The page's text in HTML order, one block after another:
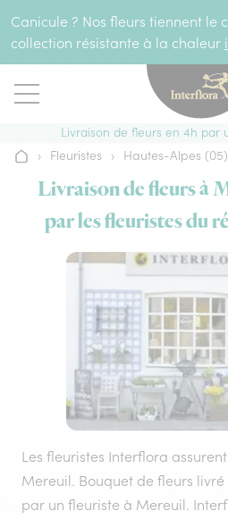
Canicule ? Nos fleurs tiennent le
collection résistante à la chaleur
Livraison de fleurs en 4h par
Accueil
› Fleuristes › Hautes-Alpes (05)
Livraison de fleurs à
par les fleuristes du
Les fleuristes Interflora
Mereuil. Bouquet de fleurs
par un fleuriste à Mereuil.